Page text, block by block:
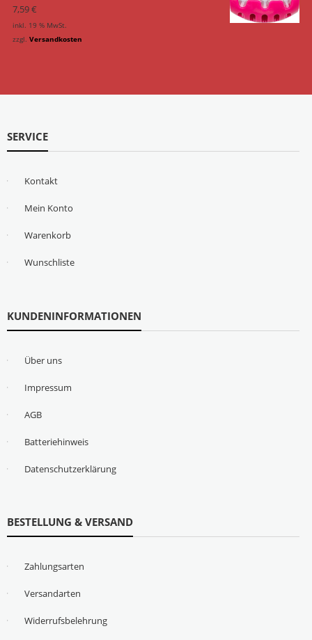
7,59€
inkl. 19 % MwSt.
zzgl. Versandkosten
SERVICE
Kontakt
Mein Konto
Warenkorb
Wunschliste
KUNDENINFORMATIONEN
Über uns
Impressum
AGB
Batteriehinweis
Datenschutzerklärung
BESTELLUNG & VERSAND
Zahlungsarten
Versandarten
Widerrufsbelehrung